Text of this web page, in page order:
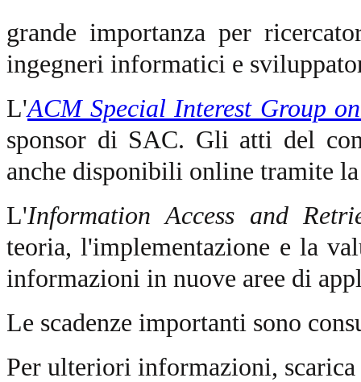
grande importanza per
ingegneri informatici e
L'ACM Special Interest Group
sponsor di SAC. Gli atti del
anche disponibili online tramite
L'Information Access and
teoria, l'implementazione e la
informazioni in nuove aree di
Le scadenze importanti sono
Per ulteriori informazioni,